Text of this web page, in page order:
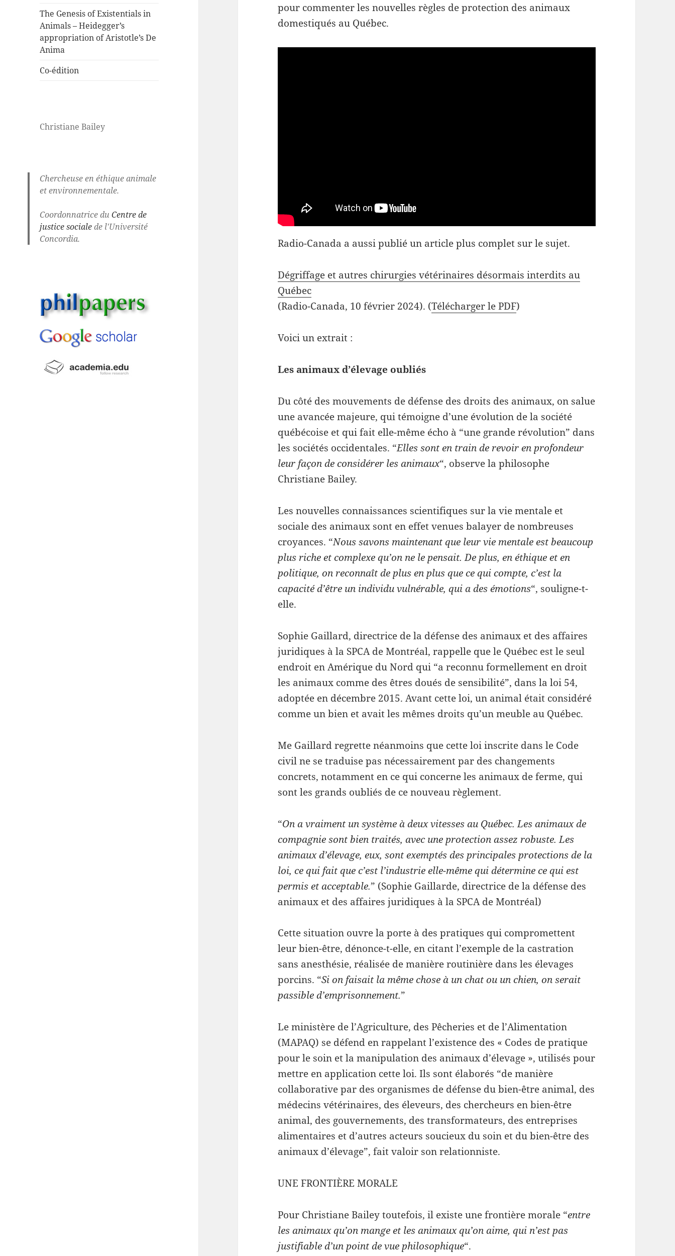
The Genesis of Existentials in
Animals – Heidegger’s
appropriation of Aristotle’s De
Anima
Co-édition
Christiane Bailey
Chercheuse en éthique animale
et environnementale.
Coordonnatrice duCentre de
justice socialede l'Université
Concordia.
pour commenter les nouvelles règles de protection des animaux
domestiqués au Québec.
Radio-Canada a aussi publié un article plus complet sur le sujet.
Dégriffage et autres chirurgies vétérinaires désormais interdits au
Québec
(Radio-Canada, 10 février 2024). (Télécharger le PDF)
Voici un extrait :
Les animaux d’élevage oubliés
Du côté des mouvements de défense des droits des animaux, on salue
une avancée majeure, qui témoigne d’une évolution de la société
québécoise et qui fait elle-même écho à “une grande révolution” dans
les sociétés occidentales. “Elles sont en train de revoir en profondeur
leur façon de considérer les animaux“, observe la philosophe
Christiane Bailey.
Les nouvelles connaissances scientifiques sur la vie mentale et
sociale des animaux sont en effet venues balayer de nombreuses
croyances. “Nous savons maintenant que leur vie mentale est beaucoup
plus riche et complexe qu’on ne le pensait. De plus, en éthique et en
politique, on reconnaît de plus en plus que ce qui compte, c’est la
capacité d’être un individu vulnérable, qui a des émotions“, souligne-t-
elle.
Sophie Gaillard, directrice de la défense des animaux et des affaires
juridiques à la SPCA de Montréal, rappelle que le Québec est le seul
endroit en Amérique du Nord qui “a reconnu formellement en droit
les animaux comme des êtres doués de sensibilité”, dans la loi 54,
adoptée en décembre 2015. Avant cette loi, un animal était considéré
comme un bien et avait les mêmes droits qu’un meuble au Québec.
Me Gaillard regrette néanmoins que cette loi inscrite dans le Code
civil ne se traduise pas nécessairement par des changements
concrets, notamment en ce qui concerne les animaux de ferme, qui
sont les grands oubliés de ce nouveau règlement.
“On a vraiment un système à deux vitesses au Québec. Les animaux de
compagnie sont bien traités, avec une protection assez robuste. Les
animaux d’élevage, eux, sont exemptés des principales protections de la
loi, ce qui fait que c’est l’industrie elle-même qui détermine ce qui est
permis et acceptable.” (Sophie Gaillarde, directrice de la défense des
animaux et des affaires juridiques à la SPCA de Montréal)
Cette situation ouvre la porte à des pratiques qui compromettent
leur bien-être, dénonce-t-elle, en citant l’exemple de la castration
sans anesthésie, réalisée de manière routinière dans les élevages
porcins. “Si on faisait la même chose à un chat ou un chien, on serait
passible d’emprisonnement.”
Le ministère de l’Agriculture, des Pêcheries et de l’Alimentation
(MAPAQ) se défend en rappelant l’existence des « Codes de pratique
pour le soin et la manipulation des animaux d’élevage », utilisés pour
mettre en application cette loi. Ils sont élaborés “de manière
collaborative par des organismes de défense du bien-être animal, des
médecins vétérinaires, des éleveurs, des chercheurs en bien-être
animal, des gouvernements, des transformateurs, des entreprises
alimentaires et d’autres acteurs soucieux du soin et du bien-être des
animaux d’élevage”, fait valoir son relationniste.
UNE FRONTIÈRE MORALE
Pour Christiane Bailey toutefois, il existe une frontière morale “entre
les animaux qu’on mange et les animaux qu’on aime, qui n’est pas
justifiable d’un point de vue philosophique“.